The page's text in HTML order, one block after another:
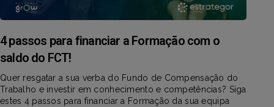
4 passos para financiar a Formação com o
saldo do FCT!
Quer resgatar a sua verba do Fundo de Compensação do
Trabalho e investir em conhecimento e competências? Siga
estes 4 passos para financiar a Formação da sua equipa